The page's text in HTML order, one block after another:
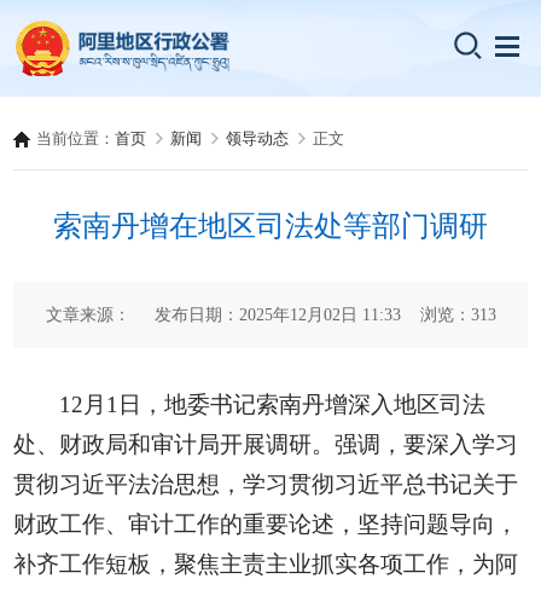
当前位置：首页 新闻 领导动态 正文
索南丹增在地区司法处等部门调研
文章来源： 发布日期：2025年12月02日 11:33 浏览： 313
12月1日，地委书记索南丹增深入地区司法
处、财政局和审计局开展调研。强调，要深入学习
贯彻习近平法治思想，学习贯彻习近平总书记关于
财政工作、审计工作的重要论述，坚持问题导向，
补齐工作短板，聚焦主责主业抓实各项工作，为阿